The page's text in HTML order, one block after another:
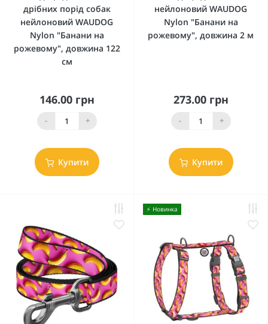
дрібних порід собак
нейлоновий WAUDOG
Nylon "Банани на
рожевому", довжина 122
см
146.00 грн
- +
Купити
нейлоновий WAUDOG
Nylon "Банани на
рожевому", довжина 2 м
273.00 грн
- +
Купити
⚡️ Новинка